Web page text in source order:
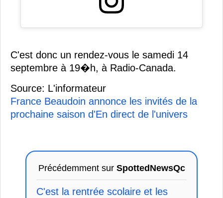
C'est donc un rendez-vous le samedi 14
septembre à 19�h, à Radio-Canada.
Source: L'informateur
France Beaudoin annonce les invités de la
prochaine saison d'En direct de l'univers
Précédemment sur SpottedNewsQc
C'est la rentrée scolaire et les